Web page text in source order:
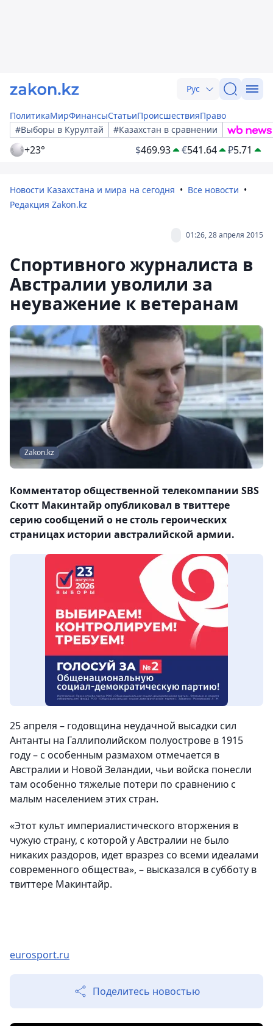
Рус
ПолитикаМирФинансыСтатьиПроисшествияПраво
#Выборы в Курултай
#Казахстан в сравнении
+23° $469.93 €541.64 ₽5.71
Новости Казахстана и мира на сегодня
Все новости
Редакция Zakon.kz
01:26, 28 апреля 2015
Спортивного журналиста в
Австралии уволили за
неуважение к ветеранам
Zakon.kz
Комментатор общественной телекомпании SBS
Скотт Макинтайр опубликовал в твиттере
серию сообщений о не столь героических
страницах истории австралийской армии.
25 апреля – годовщина неудачной высадки сил
Антанты на Галлиполийском полуострове в 1915
году – с особенным размахом отмечается в
Австралии и Новой Зеландии, чьи войска понесли
там особенно тяжелые потери по сравнению с
малым населением этих стран.
«Этот культ империалистического вторжения в
чужую страну, с которой у Австралии не было
никаких раздоров, идет вразрез со всеми идеалами
современного общества», – высказался в субботу в
твиттере Макинтайр.
eurosport.ru
Поделитесь новостью